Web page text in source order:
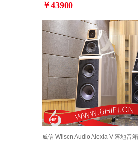
￥43900
威信 Wilson Audio Alexia V 落地音箱